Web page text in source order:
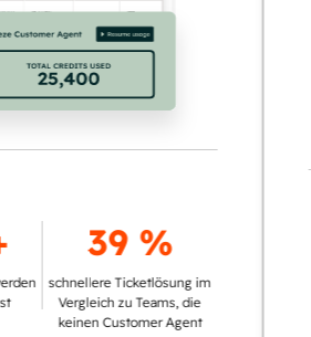
39 %
schnellere Ticketlösung im
Vergleich zu Teams, die
keinen Customer Agent